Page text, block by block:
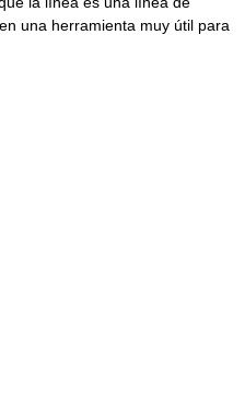
una herramienta muy útil para